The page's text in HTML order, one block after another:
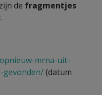
de fragmentjes
.
mrna-uit-
gevonden/(datum